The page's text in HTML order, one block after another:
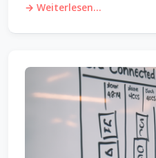
→ Weiterlesen...